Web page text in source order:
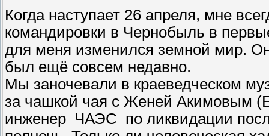
Когда наступает 26 апреля, мне
командировки в Чернобыль в
для меня изменился земной мир.
был ещё совсем недавно.
Мы заночевали в краеведческом
за чашкой чая с Женей Акимовым
инженер ЧАЭС по ликвидации